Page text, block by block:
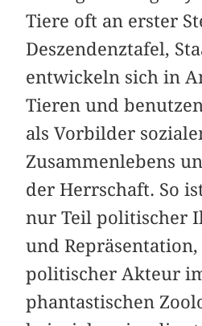
Tiere oft an erster
Deszendenztafel,
entwickeln sich in
Tieren und
als Vorbilder
Zusammenlebens
der Herrschaft. So
nur Teil politischer
und
politischer Akteur
phantastischen